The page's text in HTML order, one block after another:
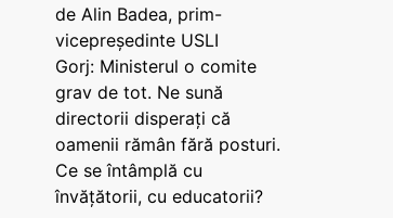
de Alin Badea, prim-
vicepreședinte USLI
Gorj: Ministerul o comite
grav de tot. Ne sună
directorii disperați că
oamenii rămân fără posturi.
Ce se întâmplă cu
învățătorii, cu educatorii?